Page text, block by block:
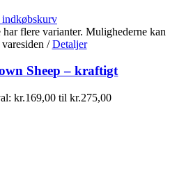
har flere varianter. Mulighederne kan
/ Detaljer
Sheep – kraftigt
kr.169,00 til kr.275,00